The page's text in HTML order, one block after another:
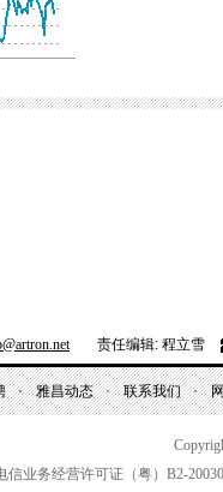
责任编辑: 程立雪
雅昌动态 联系我们
信业务经营许可证（粤） B2-